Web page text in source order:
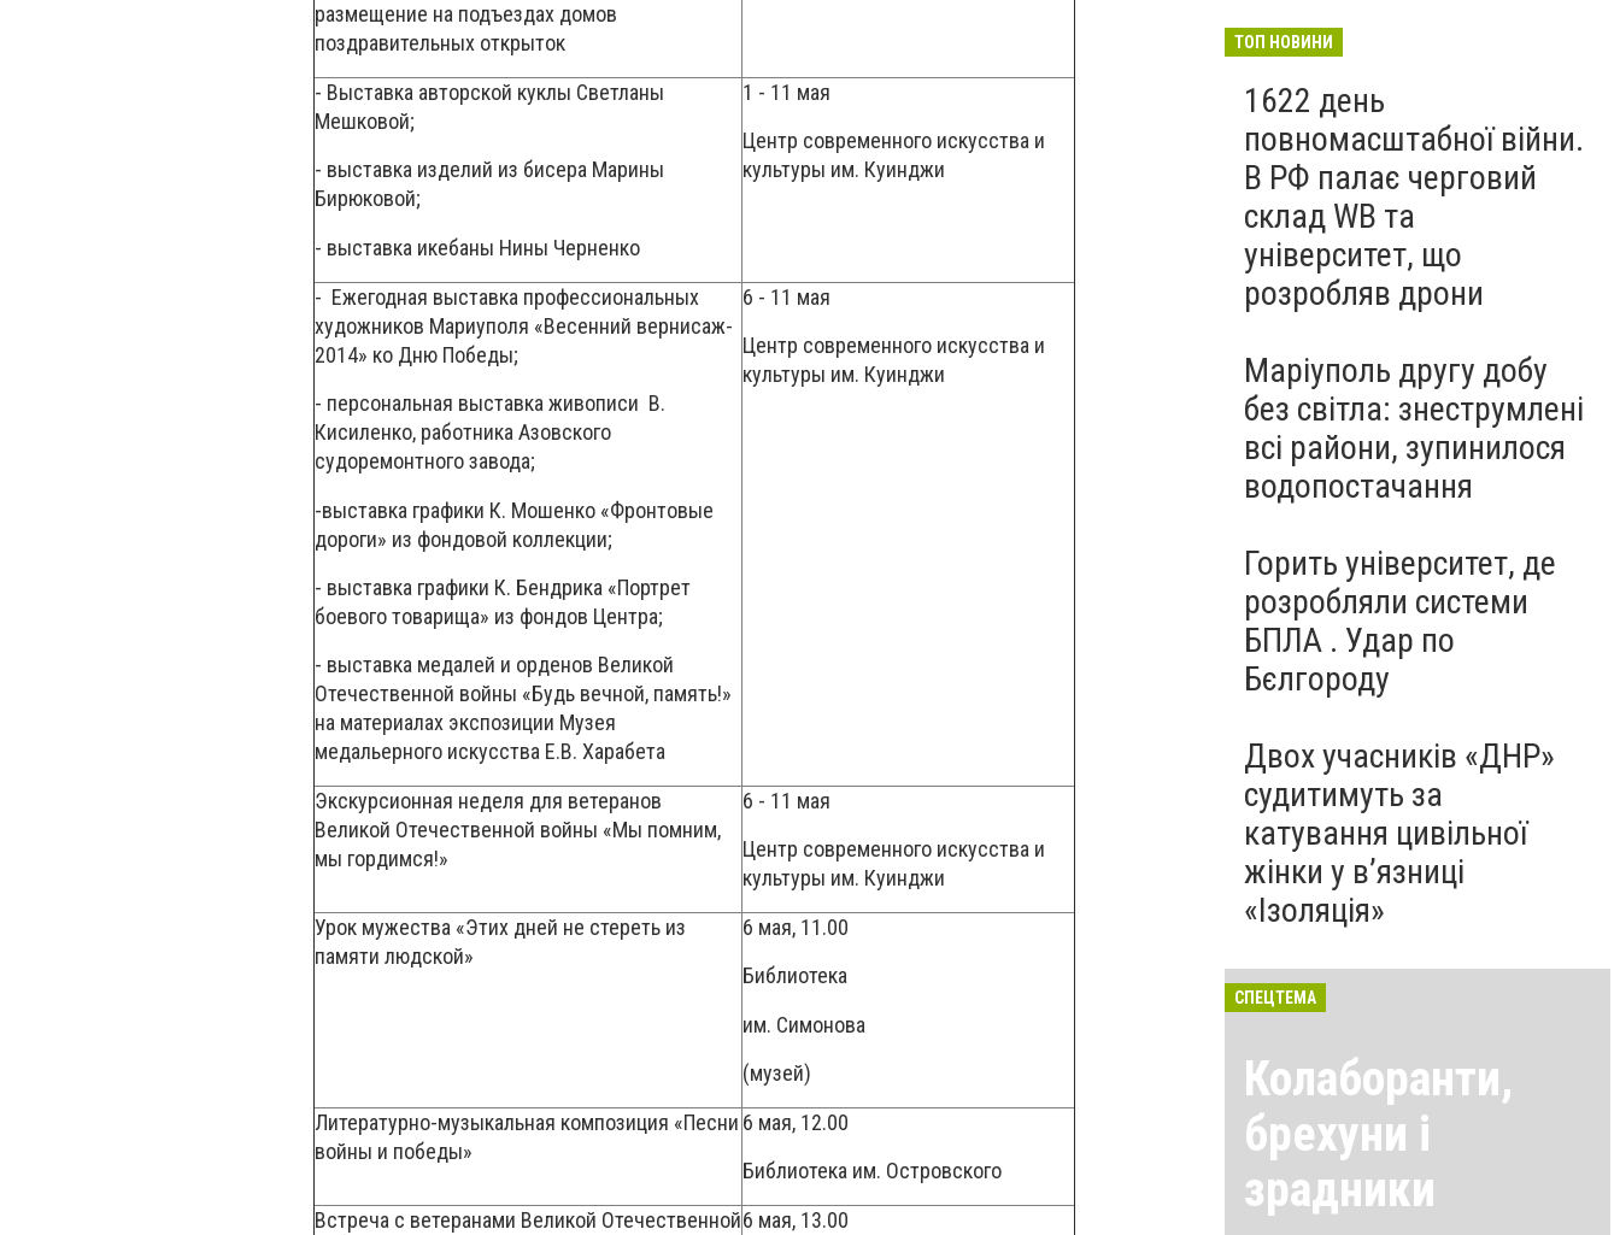
размещение на подъездах домов
поздравительных открыток
- Выставка авторской куклы Светланы
Мешковой;
- выставка изделий из бисера Марины
Бирюковой;
- выставка икебаны Нины Черненко
1 - 11 мая
Центр современного искусства и
культуры им. Куинджи
- Ежегодная выставка профессиональных
художников Мариуполя «Весенний вернисаж-
2014» ко Дню Победы;
- персональная выставка живописи В.
Кисиленко, работника Азовского
судоремонтного завода;
-выставка графики К. Мошенко «Фронтовые
дороги» из фондовой коллекции;
- выставка графики К. Бендрика «Портрет
боевого товарища» из фондов Центра;
- выставка медалей и орденов Великой
Отечественной войны «Будь вечной, память!»
на материалах экспозиции Музея
медальерного искусства Е.В. Харабета
6 - 11 мая
Центр современного искусства и
культуры им. Куинджи
Экскурсионная неделя для ветеранов
Великой Отечественной войны «Мы помним,
мы гордимся!»
6 - 11 мая
Центр современного искусства и
культуры им. Куинджи
Урок мужества «Этих дней не стереть из
памяти людской»
6 мая, 11.00
Библиотека
им. Симонова
(музей)
Литературно-музыкальная композиция «Песни
войны и победы»
6 мая, 12.00
Библиотека им. Островского
Встреча с ветеранами Великой Отечественной6 мая, 13.00
Маріуполі
ТОП НОВИНИ
1622 день
повномасштабної війни.
В РФ палає черговий
склад WB та
університет, що
розробляв дрони
Маріуполь другу добу
без світла: знеструмлені
всі райони, зупинилося
водопостачання
Горить університет, де
розробляли системи
БПЛА . Удар по
Бєлгороду
Двох учасників «ДНР»
судитимуть за
катування цивільної
жінки у в’язниці
«Ізоляція»
СПЕЦТЕМА
Колаборанти,
брехуни і
зрадники